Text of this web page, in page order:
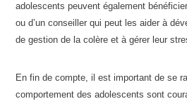
adolescents peuvent également
ou d’un conseiller qui peut les aider à
de gestion de la colère et à gérer leur
En fin de compte, il est important de se
comportement des adolescents sont